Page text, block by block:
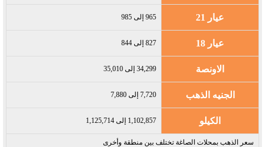
عيار 21 965 إلى 985
عيار 18 827 إلى 844
الاونصة 34,299 إلى 35,010
الجنيه الذهب 7,720 إلى 7,880
الكيلو 1,102,857 إلى 1,125,714
سعر الذهب بمحلات الصاغة تختلف بين منطقة وأخرى